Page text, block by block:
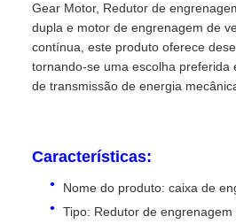
Gear Motor, Redutor de
dupla e motor de engrenagem de
contínua, este produto oferece
tornando-se uma escolha preferida
de transmissão de energia
Características:
Nome do produto: caixa de
Tipo: Redutor de engrenagem